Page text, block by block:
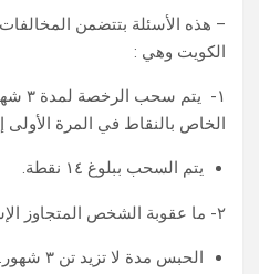
– هذه الأسئلة بتتضمن
الكويت وهي :
١-
الخاص بالنقاط في المرة الأولى
يتم السحب ببلوغ ١٤ نقطة.
٢- ما عقوبة الشخص المتجاوز الإشارة الحمراء ؟
الحبس مدة لا تزيد تن ٣ شهور.